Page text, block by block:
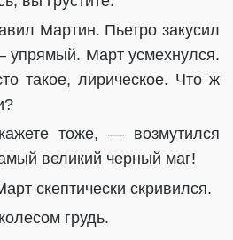
Мартин. Пьетро закусил
упрямый. Март усмехнулся.
такое, лирическое. Что ж
тоже, — возмутился
великий черный маг!
скептически скривился.
грудь.